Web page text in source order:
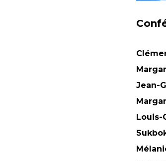
Jean-
Louis-